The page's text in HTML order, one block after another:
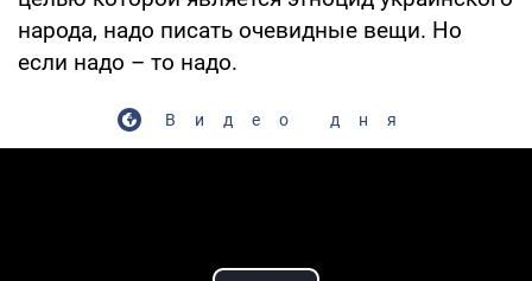
народа, надо писать очевидные вещи. Но
если надо – то надо.
Видео дня